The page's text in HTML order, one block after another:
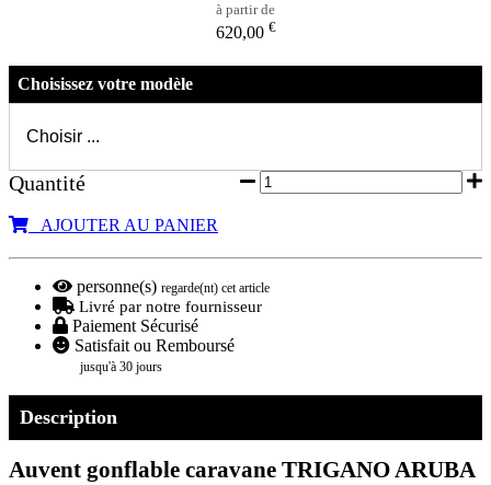
à partir de
620,00 €
Choisissez votre modèle
Quantité
AJOUTER AU PANIER
personne(s) regarde(nt) cet article
Livré par notre fournisseur
Paiement Sécurisé
Satisfait ou Remboursé
jusqu'à 30 jours
Description
Auvent gonflable caravane TRIGANO ARUBA